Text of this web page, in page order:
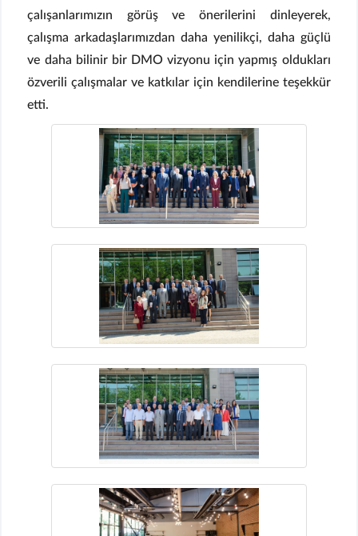
çalışanlarımızın görüş ve önerilerini dinleyerek,
çalışma arkadaşlarımızdan daha yenilikçi, daha güçlü
ve daha bilinir bir DMO vizyonu için yapmış oldukları
özverili çalışmalar ve katkılar için kendilerine teşekkür
etti.